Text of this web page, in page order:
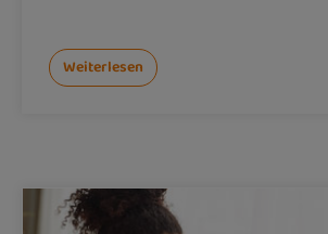
Weiterlesen